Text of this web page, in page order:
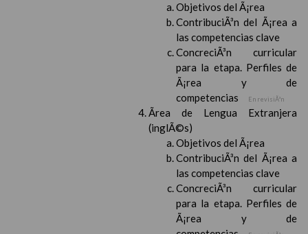
Objetivos del Ã¡rea
ContribuciÃ³n del Ã¡rea a
las competencias clave
ConcreciÃ³n curricular
para la etapa. Perfiles de
Ã¡rea y de
competencias
En revisiÃ³n
Ãrea de Lengua Extranjera
(inglÃ©s)
Objetivos del Ã¡rea
ContribuciÃ³n del Ã¡rea a
las competencias clave
ConcreciÃ³n curricular
para la etapa. Perfiles de
Ã¡rea y de